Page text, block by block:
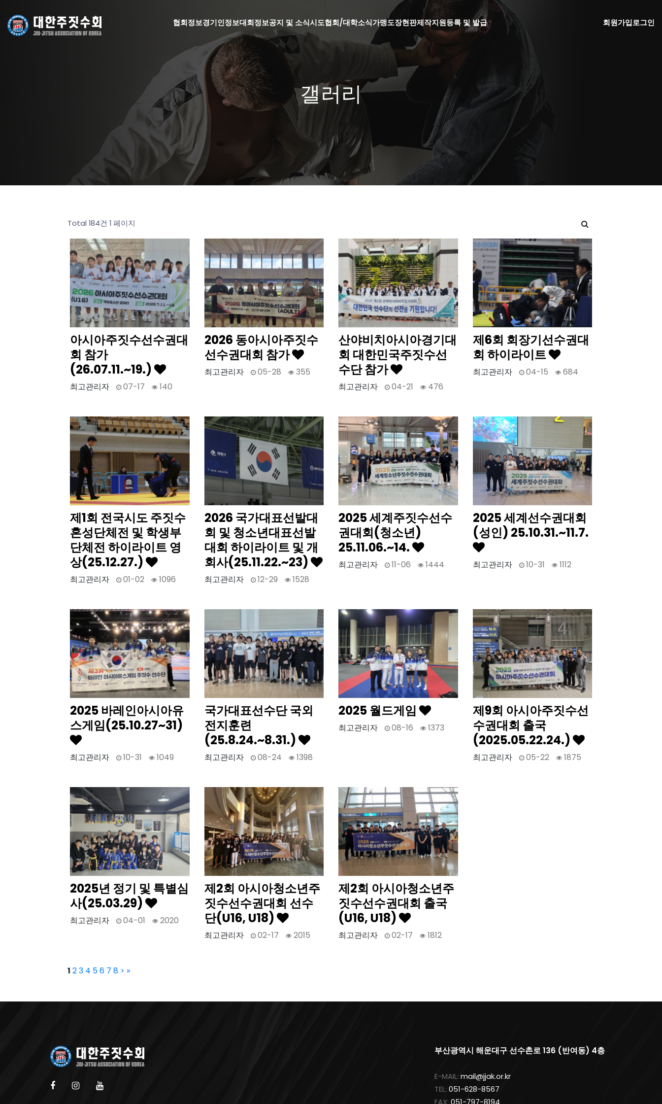
협회정보경기인정보대회정보공지 및 소식시도협회/대학소식가맹도장현판제작지원등록 및 발급 회원가입로그인
갤러리
Total 184건 1 페이지
아시아주짓수선수권대
회 참가
(26.07.11.~19.)
최고관리자 07-17 140
2026 동아시아주짓수
선수권대회 참가
최고관리자 05-28 355
산야비치아시아경기대
회 대한민국주짓수선
수단 참가
최고관리자 04-21 476
제6회 회장기선수권대
회 하이라이트
최고관리자 04-15 684
제1회 전국시도 주짓수
혼성단체전 및 학생부
단체전 하이라이트 영
상(25.12.27.)
최고관리자 01-02 1096
2026 국가대표선발대
회 및 청소년대표선발
대회 하이라이트 및 개
회사(25.11.22.~23)
최고관리자 12-29 1528
2025 세계주짓수선수
권대회(청소년)
25.11.06.~14.
최고관리자 11-06 1444
2025 세계선수권대회
(성인) 25.10.31.~11.7.
최고관리자 10-31 1112
2025 바레인아시아유
스게임(25.10.27~31)
최고관리자 10-31 1049
국가대표선수단 국외
전지훈련
(25.8.24.~8.31.)
최고관리자 08-24 1398
2025 월드게임
최고관리자 08-16 1373
제9회 아시아주짓수선
수권대회 출국
(2025.05.22.24.)
최고관리자 05-22 1875
2025년 정기 및 특별심
사(25.03.29)
최고관리자 04-01 2020
제2회 아시아청소년주
짓수선수권대회 선수
단(U16, U18)
최고관리자 02-17 2015
제2회 아시아청소년주
짓수선수권대회 출국
(U16, U18)
최고관리자 02-17 1812
1 23 4 56 7 8 > »
부산광역시 해운대구 선수촌로 136 (반여동) 4층
E-MAIL: mail@jjak.or.kr
TEL: 051-628-8567
FAX: 051-797-8194